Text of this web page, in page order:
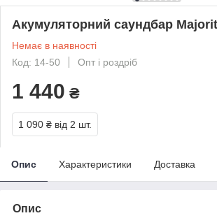
Акумуляторний саундбар
Немає в наявності
Код: 14-50
Опт і роздріб
1 440 ₴
1 090 ₴ від 2 шт.
Опис Характеристики Доставка
Опис